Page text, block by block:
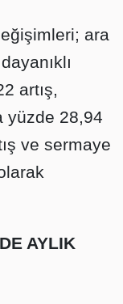
ara
artış,
yüzde 28,94
ve sermaye
AYLIK